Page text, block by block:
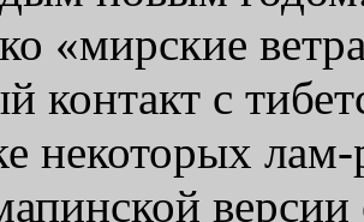
«мирские
контакт с
некоторых